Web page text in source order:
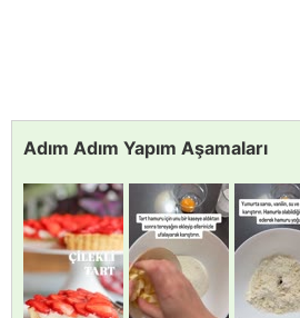
Adım Adım Yapım Aşamaları